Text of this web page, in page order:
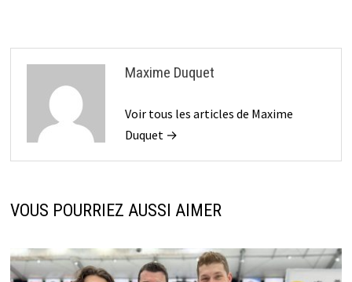
Maxime Duquet
Voir tous les articles de Maxime
Duquet →
VOUS POURRIEZ AUSSI AIMER